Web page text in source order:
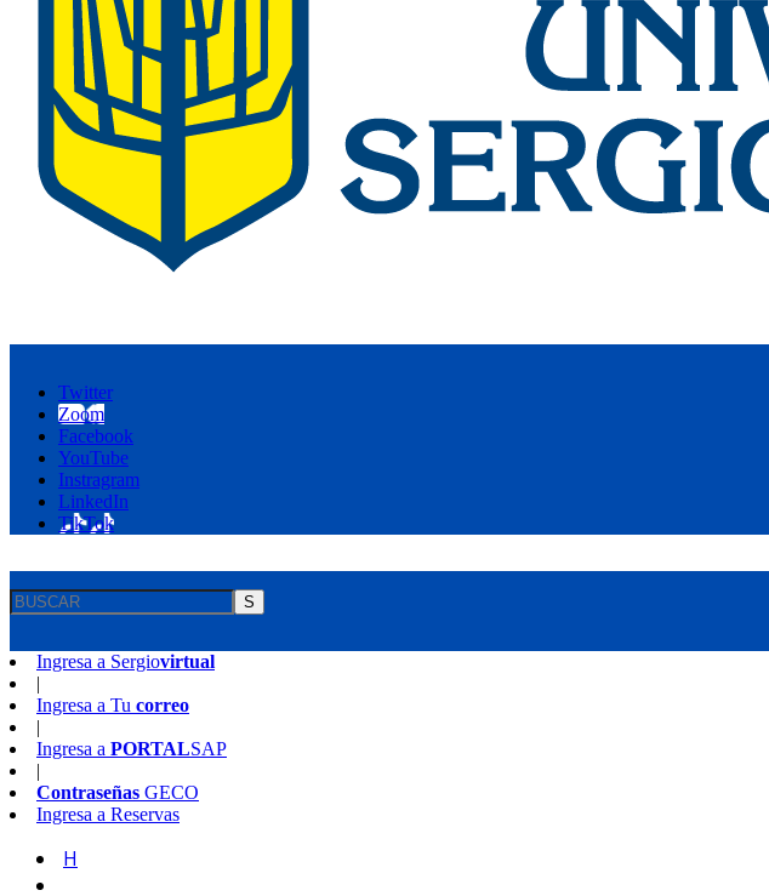
Twitter
Zoom
Facebook
YouTube
Instragram
LinkedIn
TikTok
S
Ingresa a Sergiovirtual
|
Ingresa a Tu correo
|
Ingresa a PORTALSAP
|
Contraseñas GECO
Ingresa a Reservas
H